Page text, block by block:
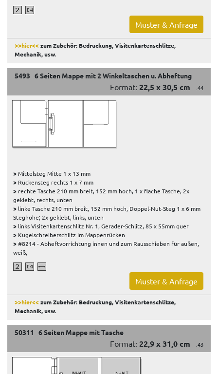
Muster & Anfrage
>>hier<<zum Zubehör: Bedruckung, Visitenkartenschlitze,
Mechanik, usw.
5493 6 Seiten Mappe mit 2 Winkeltaschen u. Abheftung
Format: 22,5 x 30,5 cm .44
>Mittelsteg Mitte 1 x 13 mm
> Rückensteg rechts 1 x 7 mm
> rechte Tasche 210 mm breit, 152 mm hoch, 1 x flache Tasche, 2x
geklebt, rechts, unten
> linke Tasche 210 mm breit, 152 mm hoch, Doppel-Nut-Steg 1 x 6 mm
Steghöhe; 2x geklebt, links, unten
> links Visitenkartenschlitz Nr. 1, Gerader-Schlitz, 85 x 55mm quer
> Kugelschreiberschlitz im Mappenrücken
>#8214 - Abheftvorrichtung innen und zum Rausschieben für außen,
weiß,
Muster & Anfrage
>>hier<<zum Zubehör: Bedruckung, Visitenkartenschlitze,
Mechanik, usw.
50311 6 Seiten Mappe mit Tasche
Format: 22,9 x 31,0 cm .43